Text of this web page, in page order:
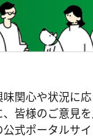
関心や状況に
皆様のご意見
式ポータルサイ